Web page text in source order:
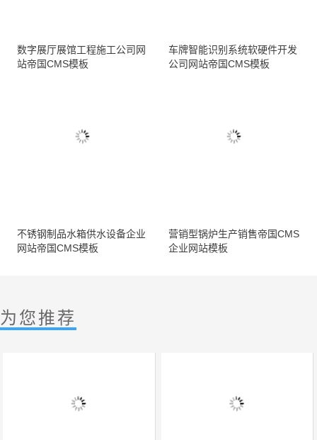
数字展厅展馆工程施工公司网
站帝国CMS模板
车牌智能识别系统软硬件开发
公司网站帝国CMS模板
不锈钢制品水箱供水设备企业
网站帝国CMS模板
营销型锅炉生产销售帝国CMS
企业网站模板
为您推荐